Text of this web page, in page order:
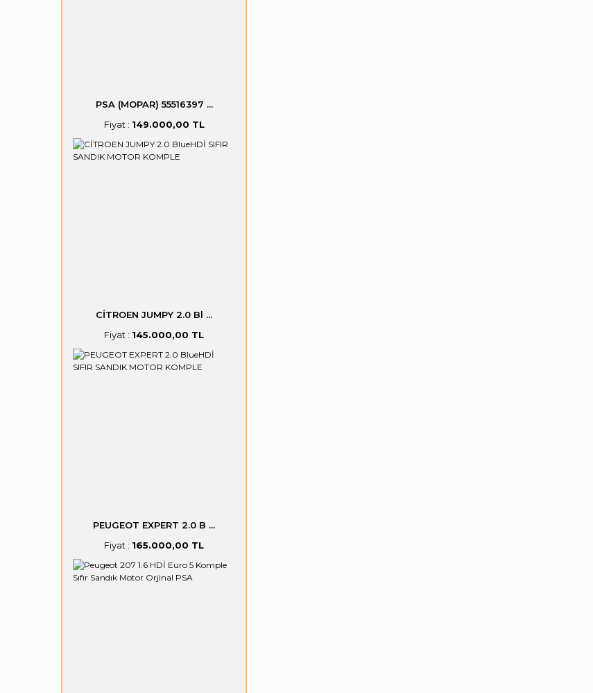
PSA (MOPAR) 55516397 ...
Fiyat : 149.000,00 TL
CİTROEN JUMPY 2.0 Bl ...
Fiyat : 145.000,00 TL
PEUGEOT EXPERT 2.0 B ...
Fiyat : 165.000,00 TL